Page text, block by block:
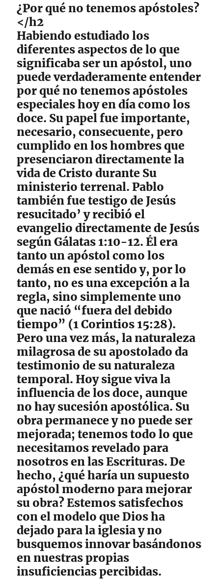
¿Por qué no tenemos apóstoles?
</h2
Habiendo estudiado los
diferentes aspectos de lo que
significaba ser un apóstol, uno
puede verdaderamente entender
por qué no tenemos apóstoles
especiales hoy en día como los
doce. Su papel fue importante,
necesario, consecuente, pero
cumplido en los hombres que
presenciaron directamente la
vida de Cristo durante Su
ministerio terrenal. Pablo
también fue testigo de Jesús
resucitado’ y recibió el
evangelio directamente de Jesús
según Gálatas 1:10-12. Él era
tanto un apóstol como los
demás en ese sentido y, por lo
tanto, no es una excepción a la
regla, sino simplemente uno
que nació “fuera del debido
tiempo” (1 Corintios 15:28).
Pero una vez más, la naturaleza
milagrosa de su apostolado da
testimonio de su naturaleza
temporal. Hoy sigue viva la
influencia de los doce, aunque
no hay sucesión apostólica. Su
obra permanece y no puede ser
mejorada; tenemos todo lo que
necesitamos revelado para
nosotros en las Escrituras. De
hecho, ¿qué haría un supuesto
apóstol moderno para mejorar
su obra? Estemos satisfechos
con el modelo que Dios ha
dejado para la iglesia y no
busquemos innovar basándonos
en nuestras propias
insuficiencias percibidas.